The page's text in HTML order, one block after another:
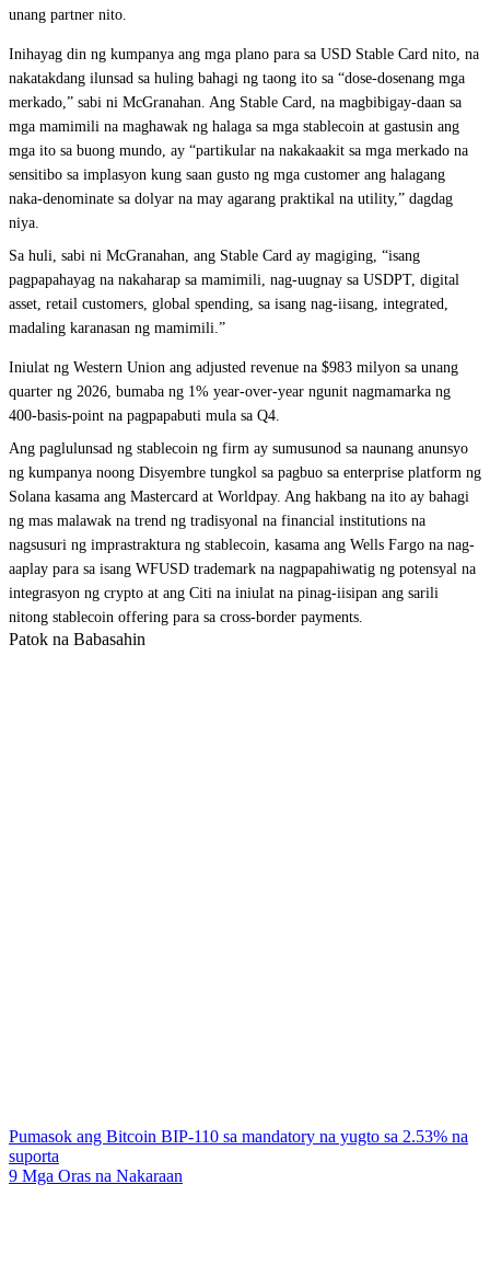
unang partner nito.
Inihayag din ng kumpanya ang mga plano para sa USD Stable Card nito, na
nakatakdang ilunsad sa huling bahagi ng taong ito sa “dose-dosenang mga
merkado,” sabi ni McGranahan. Ang Stable Card, na magbibigay-daan sa
mga mamimili na maghawak ng halaga sa mga stablecoin at gastusin ang
mga ito sa buong mundo, ay “partikular na nakakaakit sa mga merkado na
sensitibo sa implasyon kung saan gusto ng mga customer ang halagang
naka-denominate sa dolyar na may agarang praktikal na utility,” dagdag
niya.
Sa huli, sabi ni McGranahan, ang Stable Card ay magiging, “isang
pagpapahayag na nakaharap sa mamimili, nag-uugnay sa USDPT, digital
asset, retail customers, global spending, sa isang nag-iisang, integrated,
madaling karanasan ng mamimili.”
Iniulat ng Western Union ang adjusted revenue na $983 milyon sa unang
quarter ng 2026, bumaba ng 1% year-over-year ngunit nagmamarka ng
400-basis-point na pagpapabuti mula sa Q4.
Ang paglulunsad ng stablecoin ng firm ay sumusunod sa naunang anunsyo
ng kumpanya noong Disyembre tungkol sa pagbuo sa enterprise platform ng
Solana kasama ang Mastercard at Worldpay. Ang hakbang na ito ay bahagi
ng mas malawak na trend ng tradisyonal na financial institutions na
nagsusuri ng imprastraktura ng stablecoin, kasama ang Wells Fargo na nag-
aaplay para sa isang WFUSD trademark na nagpapahiwatig ng potensyal na
integrasyon ng crypto at ang Citi na iniulat na pinag-iisipan ang sarili
nitong stablecoin offering para sa cross-border payments.
Patok na Babasahin
Pumasok ang Bitcoin BIP-110 sa mandatory na yugto sa 2.53% na
suporta
9 Mga Oras na Nakaraan